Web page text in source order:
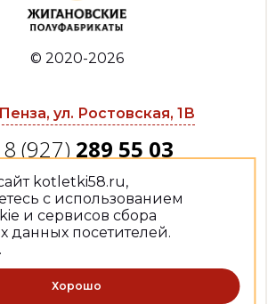
© 2020-2026
ул. Ростовская, 1В
8 (927) 289 55 03
конфиденциальности
сайта —
kotletki58.ru,
с использованием
и сервисов сбора
данных посетителей.
.
Хорошо